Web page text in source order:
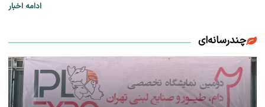
ادامه اخبار
چندرسانه‌ای